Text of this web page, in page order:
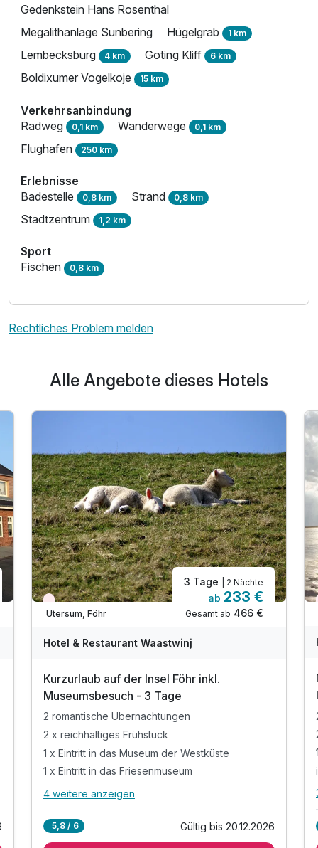
Ausstattung
Zusatznächte
Gedenkstein Hans Rosenthal
Megalithanlage Sunbering
Hügelgrab 1 km
Lembecksburg 4 km Goting Kliff 6 km
Boldixumer Vogelkoje 15 km
Verkehrsanbindung
Radweg 0,1 km Wanderwege 0,1 km
Flughafen 250 km
Erlebnisse
Badestelle 0,8 km Strand 0,8 km
Stadtzentrum 1,2 km
Sport
Fischen 0,8 km
Rechtliches Problem melden
Alle Angebote dieses Hotels
Wieder frei ab September
Utersum, Föhr
3 Tage | 2 Nächte
ab 233 €
Gesamt ab 466 €
Hotel & Restaurant Waastwinj
Kurzurlaub auf der Insel Föhr inkl.
Museumsbesuch - 3 Tage
2 romantische Übernachtungen
2 x reichhaltiges Frühstück
1 x Eintritt in das Museum der Westküste
1 x Eintritt in das Friesenmuseum
Alle Inklusivleistungen
4 weitere anzeigen
5,8 / 6 Gültig bis 20.12.2026